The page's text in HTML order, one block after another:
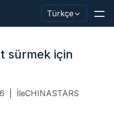
Türkçe
sürmek için
İleCHINASTARS